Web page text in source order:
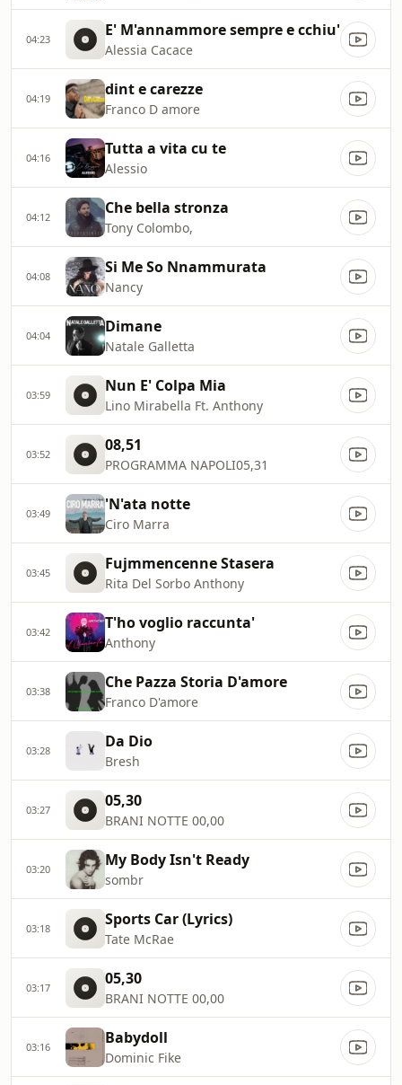
04:23 E' M'annammore sempre e cchiu'
Alessia Cacace
04:19 dint e carezze
Franco D amore
04:16 Tutta a vita cu te
Alessio
04:12 Che bella stronza
Tony Colombo,
04:08 Si Me So Nnammurata
Nancy
04:04 Dimane
Natale Galletta
03:59 Nun E' Colpa Mia
Lino Mirabella Ft. Anthony
03:52 08,51
PROGRAMMA NAPOLI05,31
03:49 'N'ata notte
Ciro Marra
03:45 Fujmmencenne Stasera
Rita Del Sorbo Anthony
03:42 T'ho voglio raccunta'
Anthony
03:38 Che Pazza Storia D'amore
Franco D'amore
03:28 Da Dio
Bresh
03:27 05,30
BRANI NOTTE 00,00
03:20 My Body Isn't Ready
sombr
03:18 Sports Car (Lyrics)
Tate McRae
03:17 05,30
BRANI NOTTE 00,00
03:16 Babydoll
Dominic Fike